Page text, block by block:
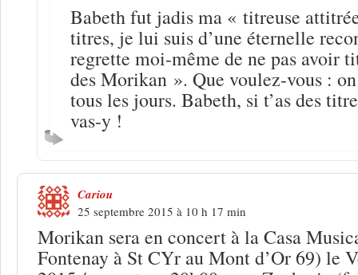
Babeth fut jadis ma « titreuse
titres, je lui suis d’une éternelle
regrette moi-même de ne pas avoir
des Morikan ». Que voulez-vous :
tous les jours. Babeth, si t’as des
vas-y !
Cariou
25 septembre 2015 à 10 h 17 min
Morikan sera en concert à la Casa
Fontenay à St CYr au Mont d’Or 69) le